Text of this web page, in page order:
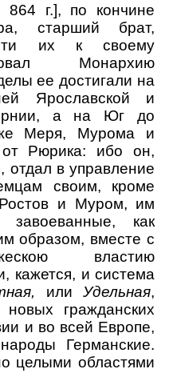
г.], по кончине
старший брат,
их к своему
Монархию
ее достигали на
Ярославской и
а на Юг до
Меря, Мурома и
от Рюрика: ибо он,
отдал в управление
своим, кроме
и Муром, им
как
образом, вместе с
властию
кажется, и система
илиУдельная,
гражданских
и во всей Европе,
Германские.
целыми областями